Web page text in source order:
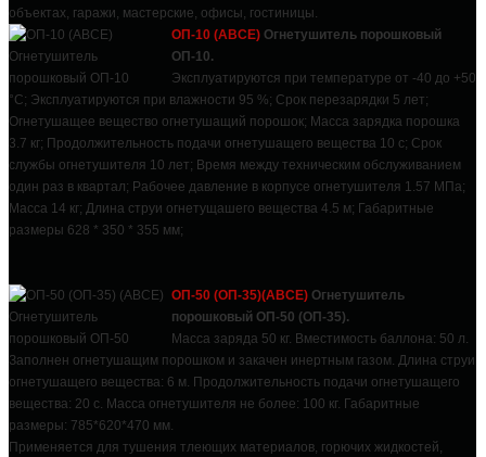
объектах, гаражи, мастерские, офисы, гостиницы.
ОП-10 (АВСЕ) Огнетушитель порошковый
ОП-10.
Эксплуатируются при температуре от -40 до +50
°С; Эксплуатируются при влажности 95 %; Срок перезарядки 5 лет;
Огнетушащее вещество огнетушащий порошок; Масса зарядка порошка
3.7 кг; Продолжительность подачи огнетушащего вещества 10 с; Срок
службы огнетушителя 10 лет; Время между техническим обслуживанием
один раз в квартал; Рабочее давление в корпусе огнетушителя 1.57 МПа;
Масса 14 кг; Длина струи огнетущашего вещества 4.5 м; Габаритные
размеры 628 * 350 * 355 мм;
ОП-50 (ОП-35)(АВСЕ) Огнетушитель
порошковый ОП-50 (ОП-35).
Масса заряда 50 кг. Вместимость баллона: 50 л.
Заполнен огнетушащим порошком и закачен инертным газом. Длина струи
огнетушащего вещества: 6 м. Продолжительность подачи огнетушащего
вещества: 20 с. Масса огнетушителя не более: 100 кг. Габаритные
размеры: 785*620*470 мм.
Применяется для тушения тлеющих материалов, горючих жидкостей,